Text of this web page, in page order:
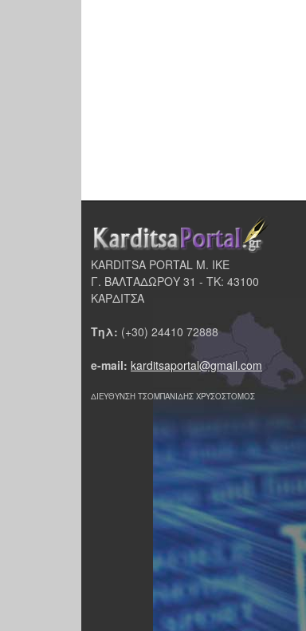
KARDITSA PORTAL Μ. ΙΚΕ
Γ. ΒΑΛΤΑΔΩΡΟΥ 31 - ΤΚ: 43100
ΚΑΡΔΙΤΣΑ
Τηλ: (+30) 24410 72888
e-mail: karditsaportal@gmail.com
ΔΙΕΥΘΥΝΣΗ ΤΣΟΜΠΑΝΙΔΗΣ ΧΡΥΣΟΣΤΟΜΟΣ